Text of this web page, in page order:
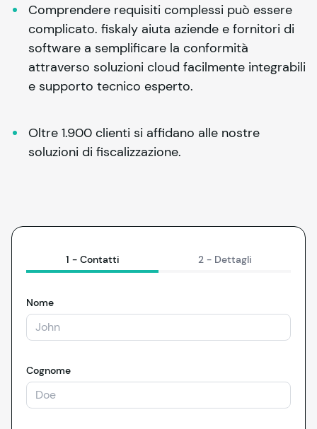
Comprendere requisiti complessi può essere
complicato. fiskaly aiuta aziende e fornitori di
software a semplificare la conformità
attraverso soluzioni cloud facilmente integrabili
e supporto tecnico esperto.
Oltre 1.900 clienti si affidano alle nostre
soluzioni di fiscalizzazione.
1 - Contatti 2 - Dettagli
Nome
Cognome